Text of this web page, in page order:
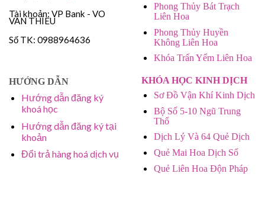
Tài khoản: VP Bank - VO
VAN THIEU
Số TK: 0988964636
HƯỚNG DẪN
Hướng dẫn đăng ký
khoá học
Hướng dẫn đăng ký tại
khoản
Đổi trả hàng hoá dịch vụ
Phong Thủy Bát Trạch
Liên Hoa
Phong Thủy Huyền
Không Liên Hoa
Khóa Trấn Yểm Liên Hoa
KHÓA HỌC KINH DỊCH
Sơ Đồ Vận Khí Kinh Dịch
Bộ Số 5-10 Ngũ Trung
Thổ
Dịch Lý Và 64 Quẻ Dịch
Quẻ Mai Hoa Dịch Số
Quẻ Liên Hoa Độn Pháp